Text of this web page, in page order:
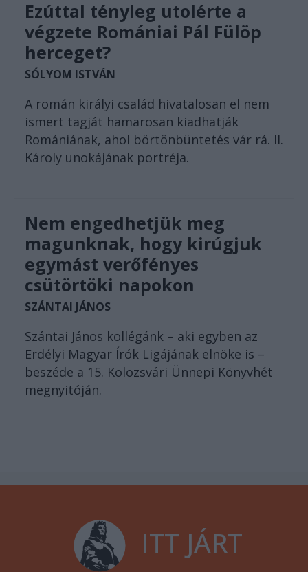
Ezúttal tényleg utolérte a
végzete Romániai Pál Fülöp
herceget?
SÓLYOM ISTVÁN
A román királyi család hivatalosan el nem
ismert tagját hamarosan kiadhatják
Romániának, ahol börtönbüntetés vár rá. II.
Károly unokájának portréja.
Nem engedhetjük meg
magunknak, hogy kirúgjuk
egymást verőfényes
csütörtöki napokon
SZÁNTAI JÁNOS
Szántai János kollégánk – aki egyben az
Erdélyi Magyar Írók Ligájának elnöke is –
beszéde a 15. Kolozsvári Ünnepi Könyvhét
megnyitóján.
ITT JÁRT